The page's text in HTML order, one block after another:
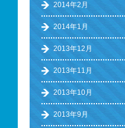
2014年2月
2014年1月
2013年12月
2013年11月
2013年10月
2013年9月